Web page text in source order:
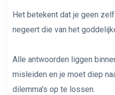
Het betekent dat je geen
negeert die van het
Alle antwoorden liggen
misleiden en je moet diep
dilemma's op te lossen.